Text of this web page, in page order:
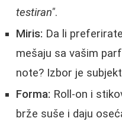
testiran".
Miris: Da li
mešaju sa vašim
note? Izbor je
Forma: Roll-on i
brže suše i daju